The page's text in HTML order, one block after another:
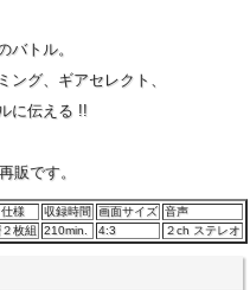
トル。
グ、ギアセレクト、
に伝える !!
販です。
様 収録時間 画面サイズ 音声
枚組 210min. 4:3 ２ch ステレオ